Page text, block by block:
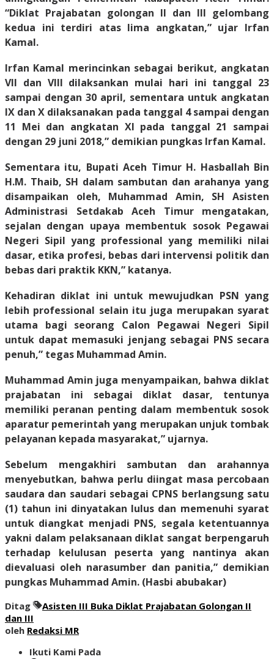
“Diklat Prajabatan golongan II dan III gelombang
kedua ini terdiri atas lima angkatan,” ujar Irfan
Kamal.
Irfan Kamal merincinkan sebagai berikut, angkatan
VII dan VIII dilaksankan mulai hari ini tanggal 23
sampai dengan 30 april, sementara untuk angkatan
IX dan X dilaksanakan pada tanggal 4 sampai dengan
11 Mei dan angkatan XI pada tanggal 21 sampai
dengan 29 juni 2018,” demikian pungkas Irfan Kamal.
Sementara itu, Bupati Aceh Timur H. Hasballah Bin
H.M. Thaib, SH dalam sambutan dan arahanya yang
disampaikan oleh, Muhammad Amin, SH Asisten
Administrasi Setdakab Aceh Timur mengatakan,
sejalan dengan upaya membentuk sosok Pegawai
Negeri Sipil yang professional yang memiliki nilai
dasar, etika profesi, bebas dari intervensi politik dan
bebas dari praktik KKN,” katanya.
Kehadiran diklat ini untuk mewujudkan PSN yang
lebih professional selain itu juga merupakan syarat
utama bagi seorang Calon Pegawai Negeri Sipil
untuk dapat memasuki jenjang sebagai PNS secara
penuh,” tegas Muhammad Amin.
Muhammad Amin juga menyampaikan, bahwa diklat
prajabatan ini sebagai diklat dasar, tentunya
memiliki peranan penting dalam membentuk sosok
aparatur pemerintah yang merupakan unjuk tombak
pelayanan kepada masyarakat,” ujarnya.
Sebelum mengakhiri sambutan dan arahannya
menyebutkan, bahwa perlu diingat masa percobaan
saudara dan saudari sebagai CPNS berlangsung satu
(1) tahun ini dinyatakan lulus dan memenuhi syarat
untuk diangkat menjadi PNS, segala ketentuannya
yakni dalam pelaksanaan diklat sangat berpengaruh
terhadap kelulusan peserta yang nantinya akan
dievaluasi oleh narasumber dan panitia,” demikian
pungkas Muhammad Amin. (Hasbi abubakar)
Ditag
Asisten III Buka Diklat Prajabatan Golongan II
dan III
oleh Redaksi MR
Ikuti Kami Pada